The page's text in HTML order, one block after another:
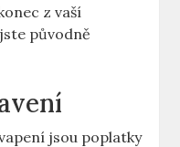
z vaší
původně
jsou poplatky